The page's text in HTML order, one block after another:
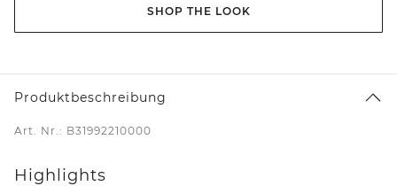
SHOP THE LOOK
Produktbeschreibung
Art. Nr.: B31992210000
Highlights